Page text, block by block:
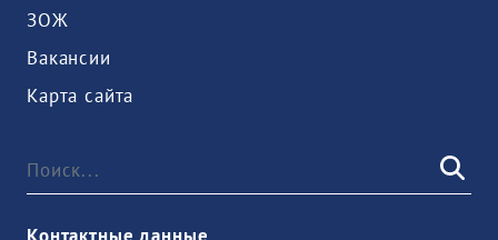
ЗОЖ
Вакансии
Карта сайта